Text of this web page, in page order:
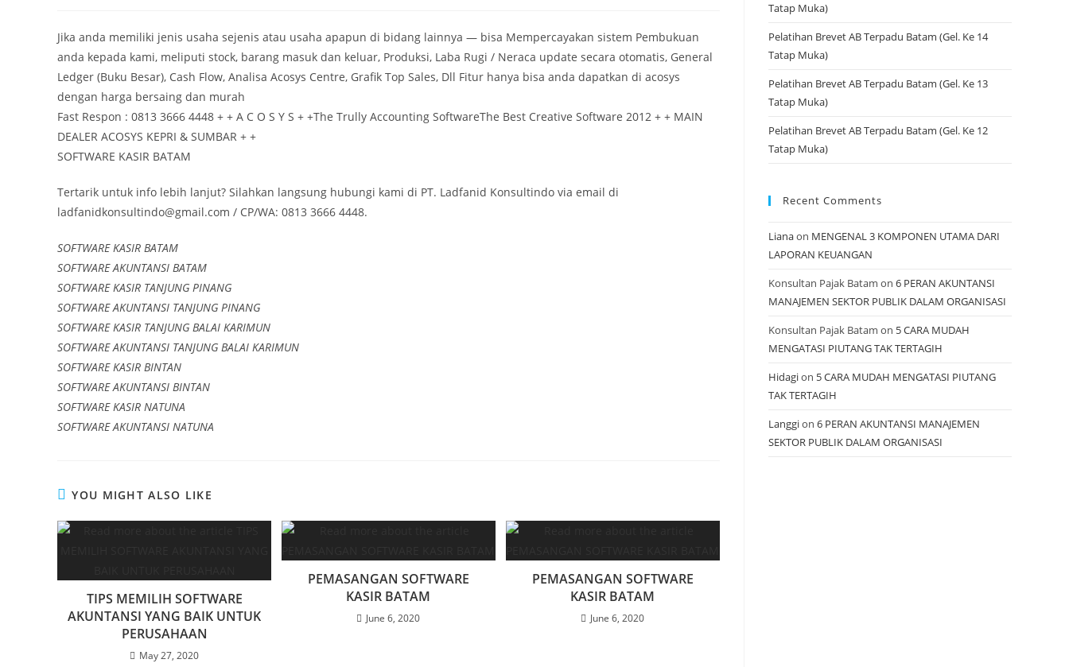
Jika anda memiliki jenis usaha sejenis atau usaha apapun di bidang lainnya — bisa Mempercayakan sistem Pembukuan
anda kepada kami, meliputi stock, barang masuk dan keluar, Produksi, Laba Rugi / Neraca update secara otomatis, General
Ledger (Buku Besar), Cash Flow, Analisa Acosys Centre, Grafik Top Sales, Dll Fitur hanya bisa anda dapatkan di acosys
dengan harga bersaing dan murah
Fast Respon : 0813 3666 4448 + + A C O S Y S + +The Trully Accounting SoftwareThe Best Creative Software 2012 + + MAIN
DEALER ACOSYS KEPRI & SUMBAR + +
SOFTWARE KASIR BATAM
Tertarik untuk info lebih lanjut? Silahkan langsung hubungi kami di PT. Ladfanid Konsultindo via email di
ladfanidkonsultindo@gmail.com / CP/WA: 0813 3666 4448.
SOFTWARE KASIR BATAM
SOFTWARE AKUNTANSI BATAM
SOFTWARE KASIR TANJUNG PINANG
SOFTWARE AKUNTANSI TANJUNG PINANG
SOFTWARE KASIR TANJUNG BALAI KARIMUN
SOFTWARE AKUNTANSI TANJUNG BALAI KARIMUN
SOFTWARE KASIR BINTAN
SOFTWARE AKUNTANSI BINTAN
SOFTWARE KASIR NATUNA
SOFTWARE AKUNTANSI NATUNA
YOU MIGHT ALSO LIKE
TIPS MEMILIH SOFTWARE
AKUNTANSI YANG BAIK UNTUK
PERUSAHAAN
May 27, 2020
PEMASANGAN SOFTWARE
KASIR BATAM
June 6, 2020
PEMASANGAN SOFTWARE
KASIR BATAM
June 6, 2020
Tatap Muka)
Pelatihan Brevet AB Terpadu Batam (Gel. Ke 14
Tatap Muka)
Pelatihan Brevet AB Terpadu Batam (Gel. Ke 13
Tatap Muka)
Pelatihan Brevet AB Terpadu Batam (Gel. Ke 12
Tatap Muka)
Recent Comments
Lianaon MENGENAL 3 KOMPONEN UTAMA DARI
LAPORAN KEUANGAN
Konsultan Pajak Batam on 6 PERAN AKUNTANSI
MANAJEMEN SEKTOR PUBLIK DALAM ORGANISASI
Konsultan Pajak Batam on 5 CARA MUDAH
MENGATASI PIUTANG TAK TERTAGIH
Hidagion 5 CARA MUDAH MENGATASI PIUTANG
TAK TERTAGIH
Langgion 6 PERAN AKUNTANSI MANAJEMEN
SEKTOR PUBLIK DALAM ORGANISASI